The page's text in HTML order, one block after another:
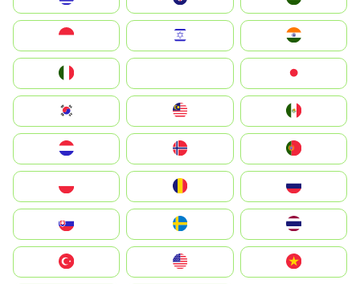
South Korea
United States